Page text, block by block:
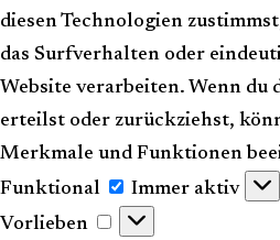
diesen Technologien
das Surfverhalten oder
Website verarbeiten. Wenn du
erteilst oder zurückziehst,
Merkmale und Funktionen
Funktional
Funktional
Immer aktiv
Vorlieben
Vorlieben